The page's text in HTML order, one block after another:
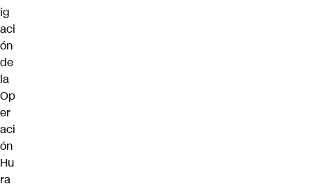
ig
aci
ón
de
la
Op
er
aci
ón
Hu
ra